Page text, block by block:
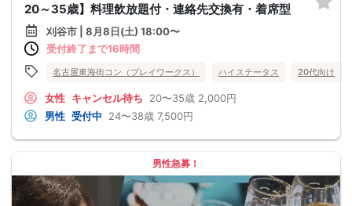
20～35歳】料理飲放題付・連絡先交換有・着席型
刈谷市 | 8月8日(土) 18:00〜
受付終了まで16時間
名古屋東海街コン（プレイワークス） ハイステータス 20代向け
女性 キャンセル待ち 20〜35歳 2,000円
男性 受付中 24〜38歳 7,500円
男性急募！